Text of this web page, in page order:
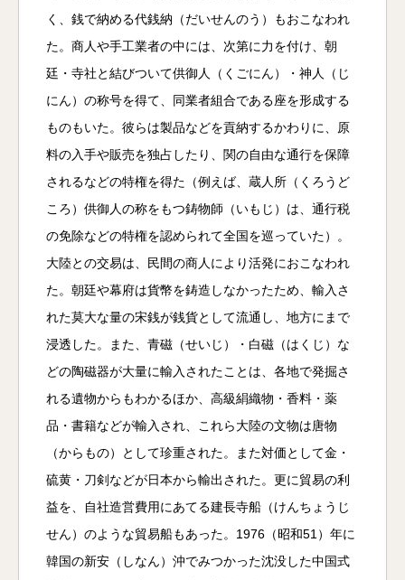
く、銭で納める代銭納（だいせんのう）もおこなわれ
た。商人や手工業者の中には、次第に力を付け、朝
廷・寺社と結びついて供御人（くごにん）・神人（じ
にん）の称号を得て、同業者組合である座を形成する
ものもいた。彼らは製品などを貢納するかわりに、原
料の入手や販売を独占したり、関の自由な通行を保障
されるなどの特権を得た（例えば、蔵人所（くろうど
ころ）供御人の称をもつ鋳物師（いもじ）は、通行税
の免除などの特権を認められて全国を巡っていた）。
大陸との交易は、民間の商人により活発におこなわれ
た。朝廷や幕府は貨幣を鋳造しなかったため、輸入さ
れた莫大な量の宋銭が銭貨として流通し、地方にまで
浸透した。また、青磁（せいじ）・白磁（はくじ）な
どの陶磁器が大量に輸入されたことは、各地で発掘さ
れる遺物からもわかるほか、高級絹織物・香料・薬
品・書籍などが輸入され、これら大陸の文物は唐物
（からもの）として珍重された。また対価として金・
硫黄・刀剣などが日本から輸出された。更に貿易の利
益を、自社造営費用にあてる建長寺船（けんちょうじ
せん）のような貿易船もあった。1976（昭和51）年に
韓国の新安（しなん）沖でみつかった沈没した中国式